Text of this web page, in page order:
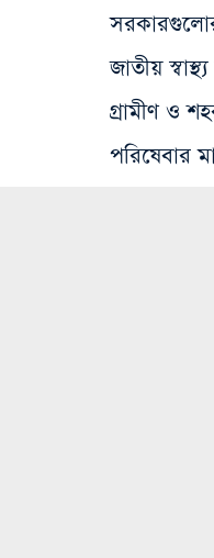
সরকারগুলোর
জাতীয়
গ্রামীণ ও
পরিষেবার